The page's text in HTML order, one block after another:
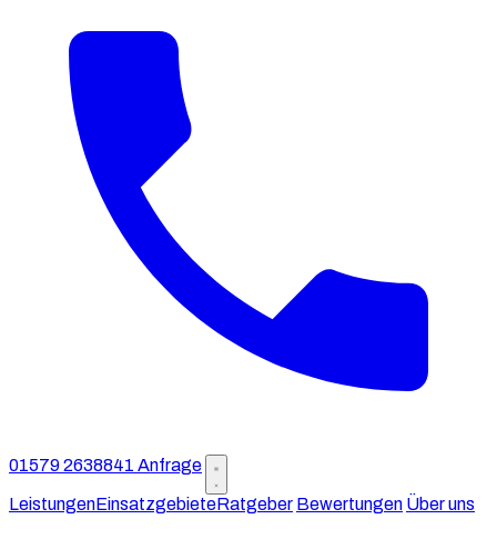
01579 2638841 Anfrage
LeistungenEinsatzgebieteRatgeber Bewertungen Über uns